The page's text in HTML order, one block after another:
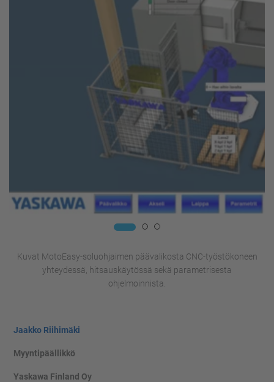
Kuvat MotoEasy-soluohjaimen päävalikosta CNC-työstökoneen
yhteydessä, hitsauskäytössä sekä parametrisesta
ohjelmoinnista.
Jaakko Riihimäki
Myyntipäällikkö
Yaskawa Finland Oy